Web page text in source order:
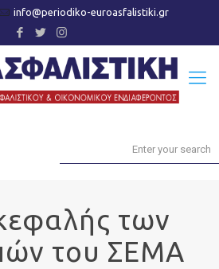
info@periodiko-euroasfalistiki.gr
των
του ΣΕΜΑ